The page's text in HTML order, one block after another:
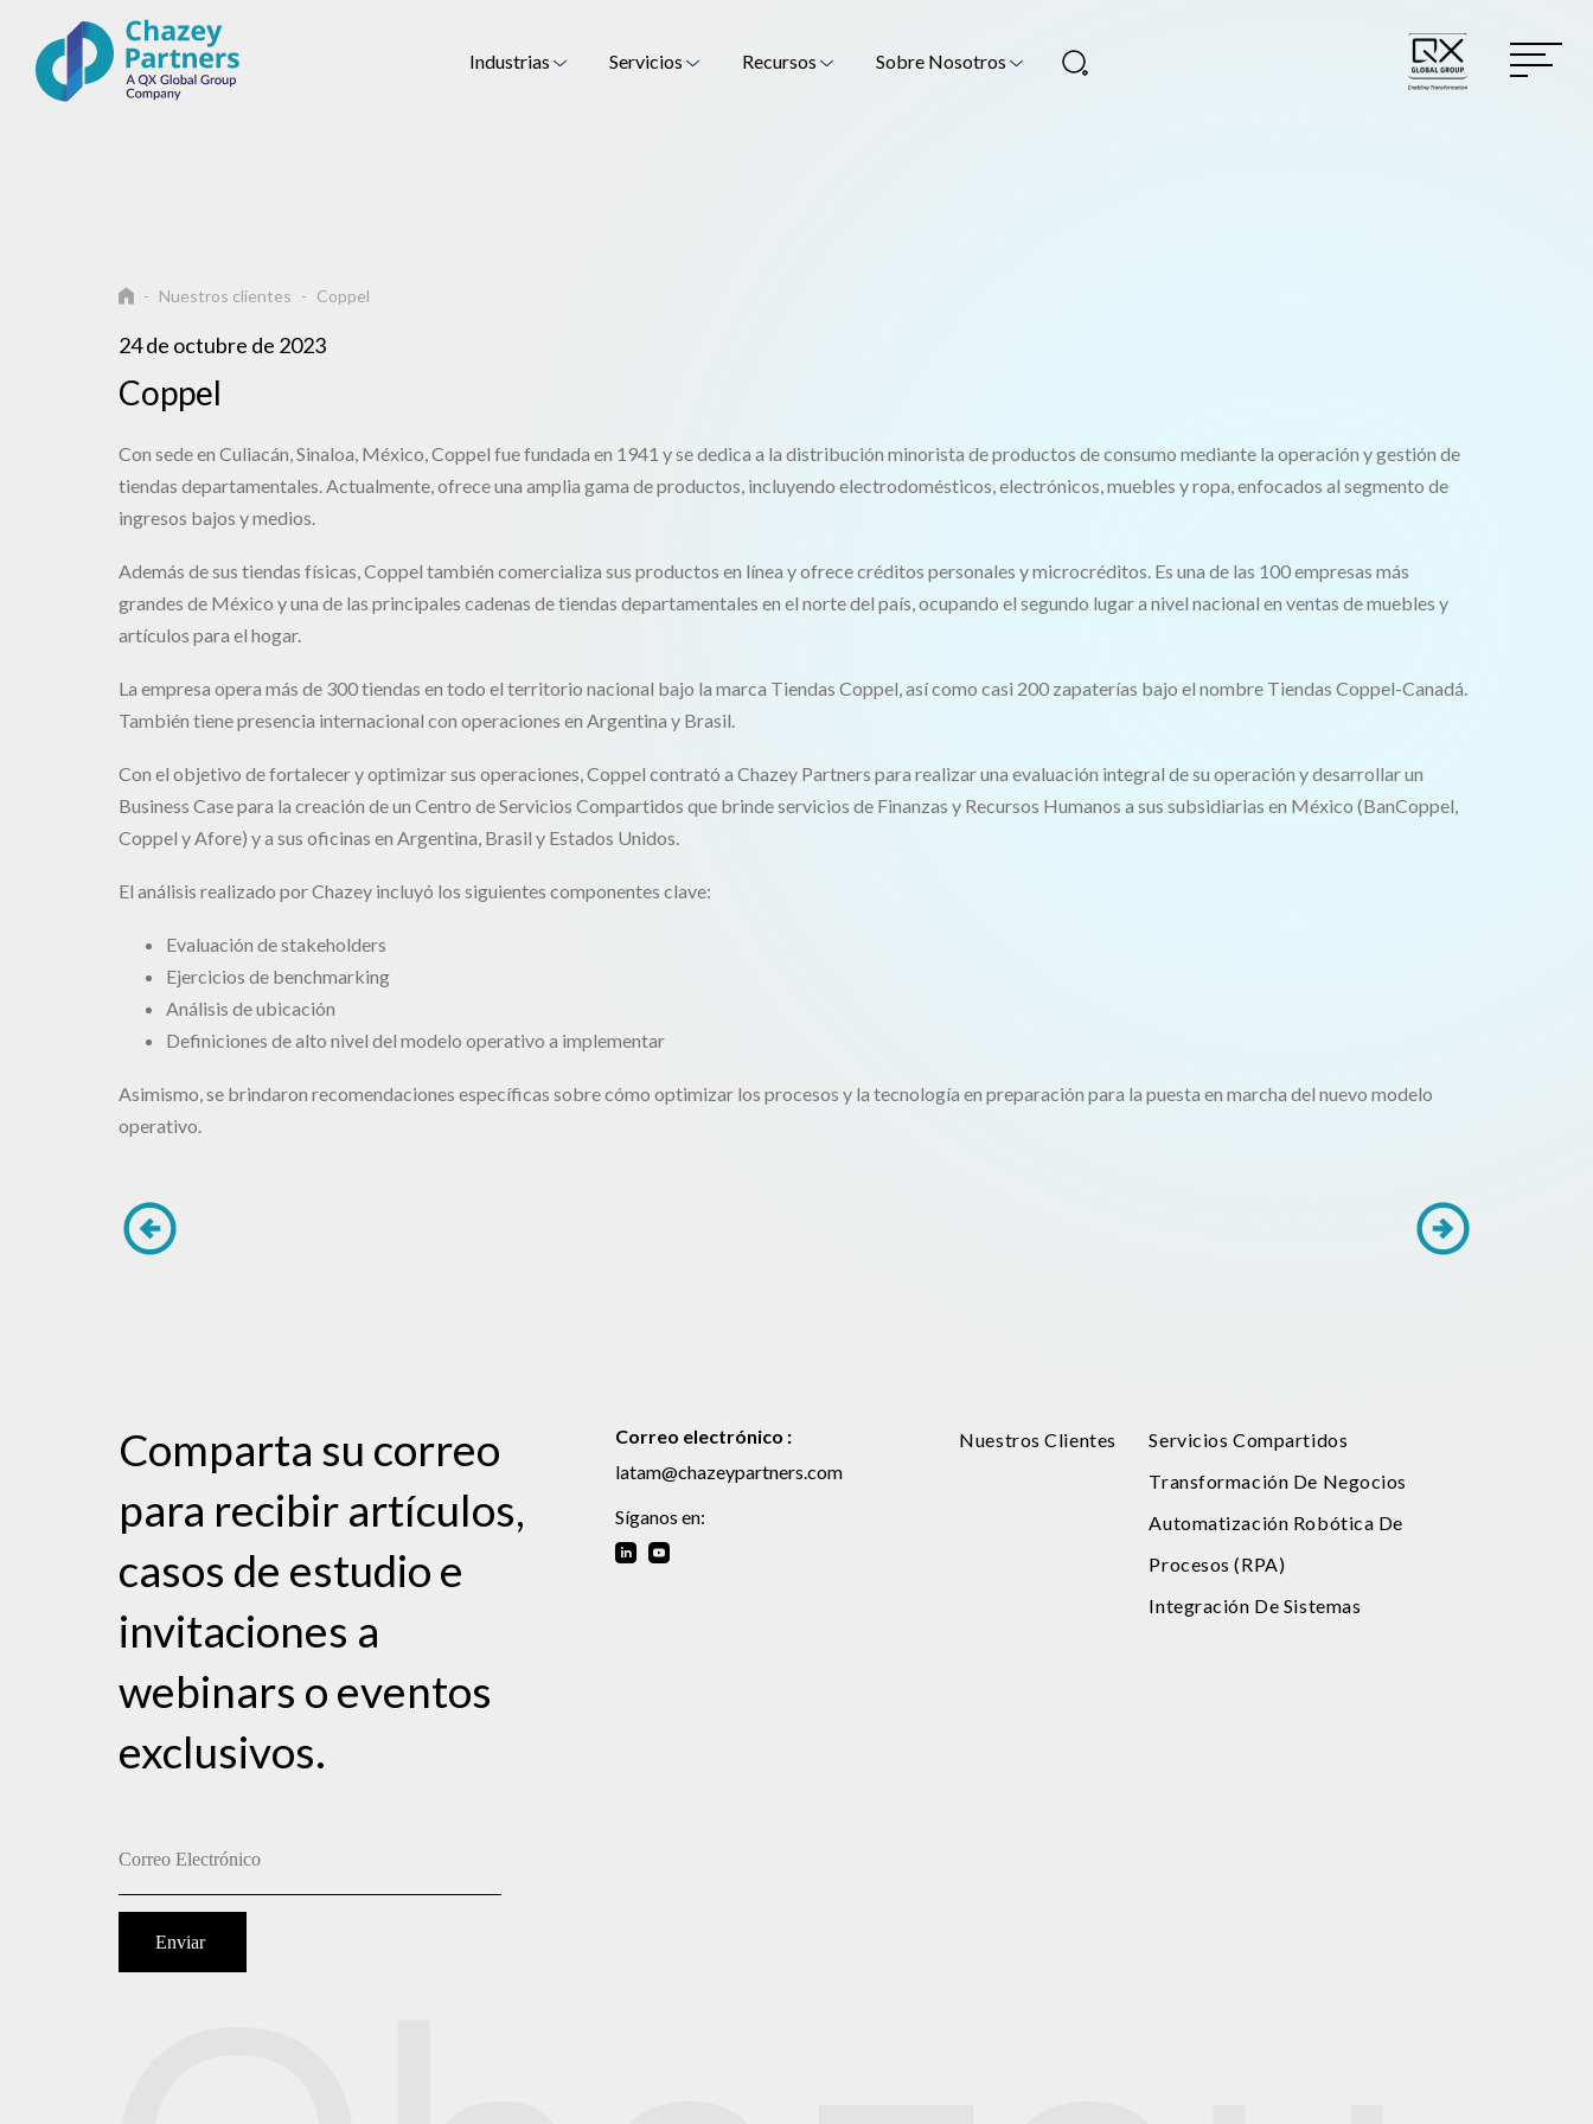
Industrias Servicios Recursos Sobre Nosotros
Nuestros clientes Coppel
24 de octubre de 2023
Coppel
Con sede en Culiacán, Sinaloa, México, Coppel fue fundada en 1941 y se dedica a la distribución minorista de productos de consumo mediante la operación y gestión de
tiendas departamentales. Actualmente, ofrece una amplia gama de productos, incluyendo electrodomésticos, electrónicos, muebles y ropa, enfocados al segmento de
ingresos bajos y medios.
Además de sus tiendas físicas, Coppel también comercializa sus productos en línea y ofrece créditos personales y microcréditos. Es una de las 100 empresas más
grandes de México y una de las principales cadenas de tiendas departamentales en el norte del país, ocupando el segundo lugar a nivel nacional en ventas de muebles y
artículos para el hogar.
La empresa opera más de 300 tiendas en todo el territorio nacional bajo la marca Tiendas Coppel, así como casi 200 zapaterías bajo el nombre Tiendas Coppel-Canadá.
También tiene presencia internacional con operaciones en Argentina y Brasil.
Con el objetivo de fortalecer y optimizar sus operaciones, Coppel contrató a Chazey Partners para realizar una evaluación integral de su operación y desarrollar un
Business Case para la creación de un Centro de Servicios Compartidos que brinde servicios de Finanzas y Recursos Humanos a sus subsidiarias en México (BanCoppel,
Coppel y Afore) y a sus oficinas en Argentina, Brasil y Estados Unidos.
El análisis realizado por Chazey incluyó los siguientes componentes clave:
Evaluación de stakeholders
Ejercicios de benchmarking
Análisis de ubicación
Definiciones de alto nivel del modelo operativo a implementar
Asimismo, se brindaron recomendaciones específicas sobre cómo optimizar los procesos y la tecnología en preparación para la puesta en marcha del nuevo modelo
operativo.
Comparta su correo
para recibir artículos,
casos de estudio e
invitaciones a
webinars o eventos
exclusivos.
Correo electrónico :
latam@chazeypartners.com
Síganos en:
Nuestros Clientes
Servicios Compartidos
Transformación De Negocios
Automatización Robótica De
Procesos (RPA)
Integración De Sistemas